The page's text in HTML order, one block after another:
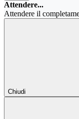
Attendere...
Attendere il
Chiudi